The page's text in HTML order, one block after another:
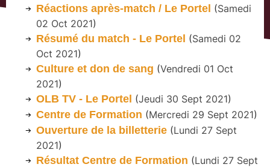
Réactions après-match / Le Portel (Samedi
02 Oct 2021)
Résumé du match - Le Portel (Samedi 02
Oct 2021)
Culture et don de sang (Vendredi 01 Oct
2021)
OLB TV - Le Portel (Jeudi 30 Sept 2021)
Centre de Formation (Mercredi 29 Sept 2021)
Ouverture de la billetterie (Lundi 27 Sept
2021)
Résultat Centre de Formation (Lundi 27 Sept